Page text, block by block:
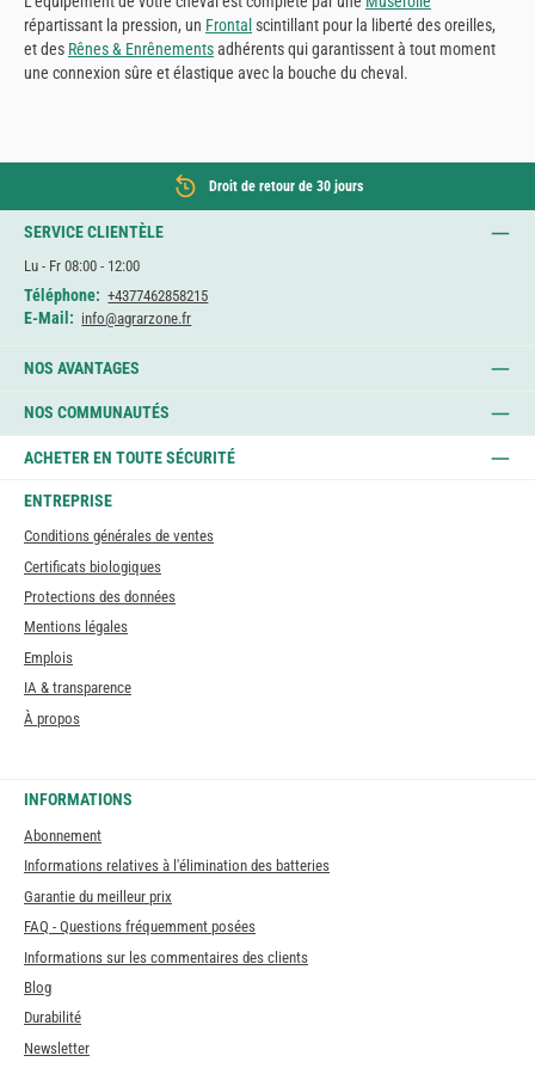
répartissant la pression, un Frontal scintillant pour la liberté des oreilles,
et des Rênes & Enrênementsadhérents qui garantissent à tout moment
une connexion sûre et élastique avec la bouche du cheval.
Droit de retour de 30 jours
SERVICE CLIENTÈLE
Lu - Fr 08:00 - 12:00
Téléphone: +4377462858215
E-Mail: info@agrarzone.fr
NOS AVANTAGES
NOS COMMUNAUTÉS
ACHETER EN TOUTE SÉCURITÉ
ENTREPRISE
Conditions générales de ventes
Certificats biologiques
Protections des données
Mentions légales
Emplois
IA & transparence
À propos
INFORMATIONS
Abonnement
Informations relatives à l'élimination des batteries
Garantie du meilleur prix
FAQ - Questions fréquemment posées
Informations sur les commentaires des clients
Blog
Durabilité
Newsletter